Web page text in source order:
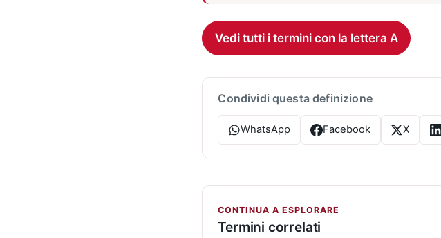
Vedi tutti i termini con la lettera A
Condividi questa definizione
WhatsApp Facebook X
CONTINUA A ESPLORARE
Termini correlati